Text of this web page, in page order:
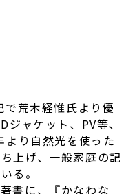
荒木経惟氏より優
ャケット、PV等、
り自然光を使った
上げ、一般家庭の記
る。
書に、『かなわな